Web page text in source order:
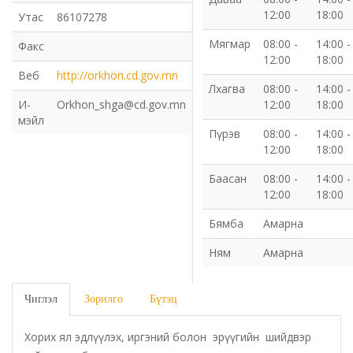
Газрын харилцаа барилга хот байгуулалтын газар
Нийгмийн даатгалын газар
Онцгой байдлын газар
Орон нутгийн Өмчийн газар
Орхон аймаг дахь Гаалийн газар
Орхон аймгийн Байгаль орчны газар
Санхүүгийн хяналт, дотоод аудитын газар
Утас
86107278
Факс
Веб
http://orkhon.cd.gov.mn
И-
мэйл
Orkhon_shga@cd.gov.mn
12:00
18:00
Мягмар
08:00 -
12:00
14:00 -
18:00
Лхагва
08:00 -
12:00
14:00 -
18:00
Пүрэв
08:00 -
12:00
14:00 -
18:00
Баасан
08:00 -
12:00
14:00 -
18:00
Бямба
Амарна
Ням
Амарна
Чиглэл Зорилго Бүтэц
Хорих ял эдлүүлэх, иргэний болон эрүүгийн шийдвэр